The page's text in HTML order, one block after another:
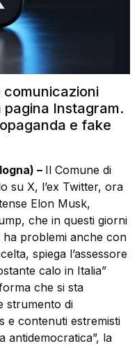
comunicazioni
Instagram.
e fake
– Il Comune di
su X, l’ex Twitter, ora
Elon Musk,
che in questi giorni
problemi anche con
spiega l’assessore
calo in Italia”
che si sta
strumento di
e contenuti estremisti
antidemocratica”, la